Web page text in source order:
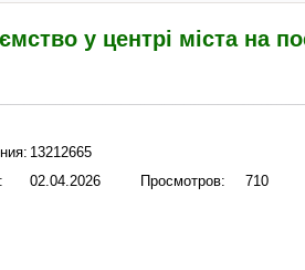
у центрі міста на
13212665
02.04.2026 Просмотров: 710